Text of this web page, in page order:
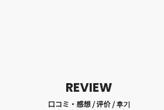
REVIEW
口コミ・感想 / 评价 / 후기